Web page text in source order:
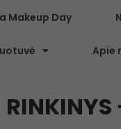
Makeup Day
Apie